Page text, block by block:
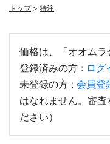
トップ> 特注
価格は、「オオムラ
登録済みの方 : ログ
未登録の方 : 会員登
はなれません。審査
ださい）